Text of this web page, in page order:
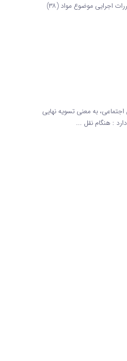
تنقیح و تخلیص ضوابط بیمه ای مقاطعه کاران درخصوص کلیه کارفرمایان در چهارچوب ضوابط و مقررات اجرایی موضوع مواد (۳۸)
تامین اجتماعی براساس مفاد مواد 37 و 38 قانون تامین اجتماعی، به معنی تسویه نهایی